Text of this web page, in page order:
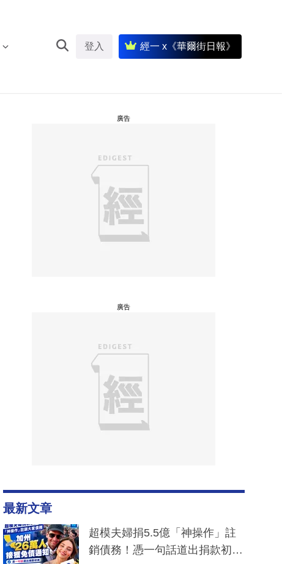
登入 經一 x《華爾街日報》
廣告
廣告
最新文章
超模夫婦捐5.5億「神操作」註
銷債務！憑一句話道出捐款初